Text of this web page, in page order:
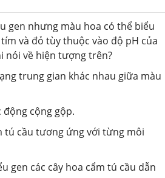
gen nhưng màu hoa có thể biểu
và đỏ tùy thuộc vào độ pH của
nói về hiện tượng trên?
trung gian khác nhau giữa màu
động cộng gộp.
tú cầu tương ứng với từng môi
gen các cây hoa cẩm tú cầu dẫn